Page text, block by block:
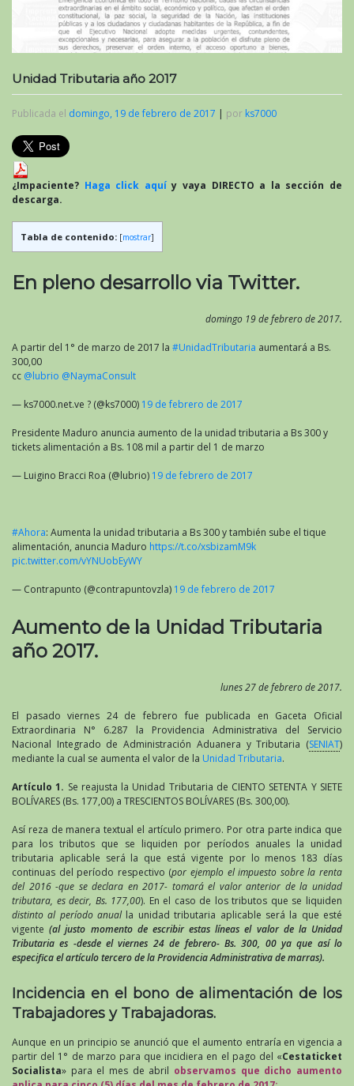
Unidad Tributaria año 2017
Publicada el domingo, 19 de febrero de 2017 | por ks7000
¿Impaciente? Haga click aquíy vaya DIRECTO a la sección de
descarga.
Tabla de contenido: [mostrar]
En pleno desarrollo via Twitter.
domingo 19 de febrero de 2017.
A partir del 1° de marzo de 2017 la #UnidadTributaria aumentará a Bs.
300,00
cc @lubrio @NaymaConsult
— ks7000.net.ve ? (@ks7000) 19 de febrero de 2017
Presidente Maduro anuncia aumento de la unidad tributaria a Bs 300 y
tickets alimentación a Bs. 108 mil a partir del 1 de marzo
— Luigino Bracci Roa (@lubrio) 19 de febrero de 2017
#Ahora: Aumenta la unidad tributaria a Bs 300 y también sube el tique
alimentación, anuncia Maduro https://t.co/xsbizamM9k
pic.twitter.com/vYNUobEyWY
— Contrapunto (@contrapuntovzla) 19 de febrero de 2017
Aumento de la Unidad Tributaria
año 2017.
lunes 27 de febrero de 2017.
El pasado viernes 24 de febrero fue publicada en Gaceta Oficial
Extraordinaria N° 6.287 la Providencia Administrativa del Servicio
Nacional Integrado de Administración Aduanera y Tributaria (SENIAT)
mediante la cual se aumenta el valor de la Unidad Tributaria.
Artículo 1. Se reajusta la Unidad Tributaria de CIENTO SETENTA Y SIETE
BOLÍVARES (Bs. 177,00) a TRESCIENTOS BOLÍVARES (Bs. 300,00).
Así reza de manera textual el artículo primero. Por otra parte indica que
para los tributos que se liquiden por períodos anuales la unidad
tributaria aplicable será la que está vigente por lo menos 183 días
continuas del período respectivo (por ejemplo el impuesto sobre la renta
del 2016 -que se declara en 2017- tomará el valor anterior de la unidad
tributara, es decir, Bs. 177,00). En el caso de los tributos que se liquiden
distinto al período anual la unidad tributaria aplicable será la que esté
vigente(al justo momento de escribir estas líneas el valor de la Unidad
Tributaria es -desde el viernes 24 de febrero- Bs. 300, 00 ya que así lo
especifica el artículo tercero de la Providencia Administrativa de marras).
Incidencia en el bono de alimentación de los
Trabajadores y Trabajadoras.
Aunque en un principio se anunció que el aumento entraría en vigencia a
partir del 1° de marzo para que incidiera en el pago del «Cestaticket
Socialista» para el mes de abril observamos que dicho aumento